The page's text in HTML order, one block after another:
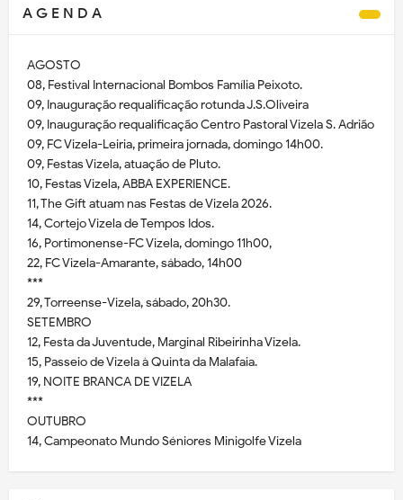
A G E N D A
AGOSTO
08, Festival Internacional Bombos Família Peixoto.
09, Inauguração requalificação rotunda J.S.Oliveira
09, Inauguração requalificação Centro Pastoral Vizela S. Adrião
09, FC Vizela-Leiria, primeira jornada, domingo 14h00.
09, Festas Vizela, atuação de Pluto.
10, Festas Vizela, ABBA EXPERIENCE.
11, The Gift atuam nas Festas de Vizela 2026.
14, Cortejo Vizela de Tempos Idos.
16, Portimonense-FC Vizela, domingo 11h00,
22, FC Vizela-Amarante, sábado, 14h00
***
29, Torreense-Vizela, sábado, 20h30.
SETEMBRO
12, Festa da Juventude, Marginal Ribeirinha Vizela.
15, Passeio de Vizela à Quinta da Malafaia.
19, NOITE BRANCA DE VIZELA
***
OUTUBRO
14, Campeonato Mundo Séniores Minigolfe Vizela